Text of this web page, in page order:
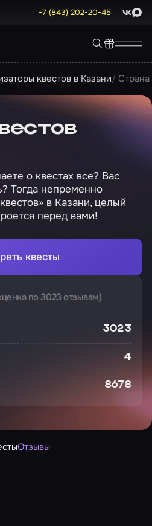
+7 (843) 202-20-45 Max
квестов в Казани Страна
о квестах все? Вас
Тогда непременно
в Казани, целый
перед вами!
квесты
по 3023 отзывам)
3023
4
8678
Отзывы